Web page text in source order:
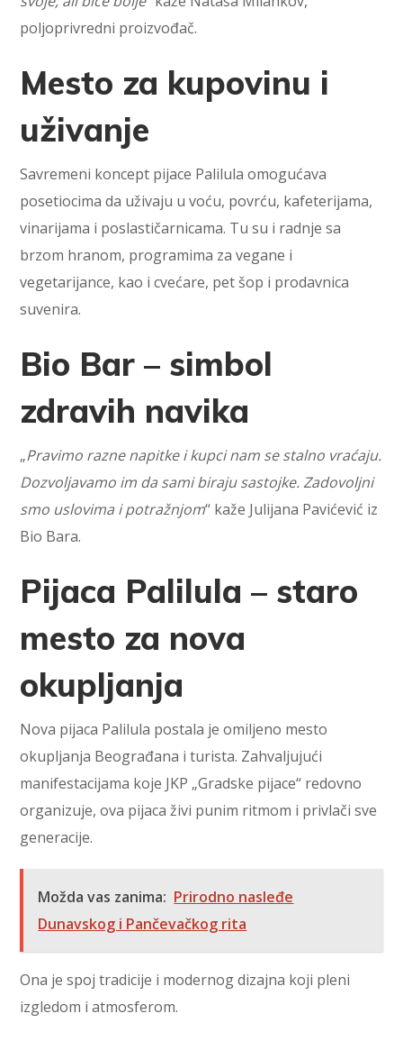
poljoprivredni proizvođač.
Mesto za kupovinu i
uživanje
Savremeni koncept pijace Palilula omogućava
posetiocima da uživaju u voću, povrću, kafeterijama,
vinarijama i poslastičarnicama. Tu su i radnje sa
brzom hranom, programima za vegane i
vegetarijance, kao i cvećare, pet šop i prodavnica
suvenira.
Bio Bar – simbol
zdravih navika
„Pravimo razne napitke i kupci nam se stalno vraćaju.
Dozvoljavamo im da sami biraju sastojke. Zadovoljni
smo uslovima i potražnjom“ kaže Julijana Pavićević iz
Bio Bara.
Pijaca Palilula – staro
mesto za nova
okupljanja
Nova pijaca Palilula postala je omiljeno mesto
okupljanja Beograđana i turista. Zahvaljujući
manifestacijama koje JKP „Gradske pijace“ redovno
organizuje, ova pijaca živi punim ritmom i privlači sve
generacije.
Možda vas zanima: Prirodno nasleđe
Dunavskog i Pančevačkog rita
Ona je spoj tradicije i modernog dizajna koji pleni
izgledom i atmosferom.